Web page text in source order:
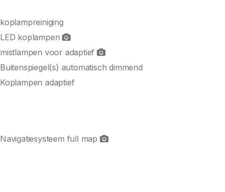
koplampreiniging
LED koplampen
mistlampen voor adaptief
Buitenspiegel(s) automatisch dimmend
Koplampen adaptief
Navigatiesysteem full map